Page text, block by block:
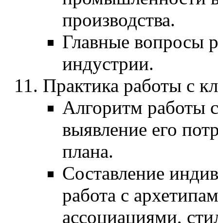
производства.
Главные вопросы
индустрии.
Практика работы с
Алгоритм работы
выявление его
плана.
Составление
работа с
ассоциациями,